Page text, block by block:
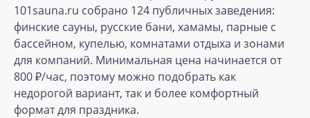
101sauna.ru собрано 124 публичных заведения:
финские сауны, русские бани, хамамы, парные с
бассейном, купелью, комнатами отдыха и зонами
для компаний. Минимальная цена начинается от
800 ₽/час, поэтому можно подобрать как
недорогой вариант, так и более комфортный
формат для праздника.